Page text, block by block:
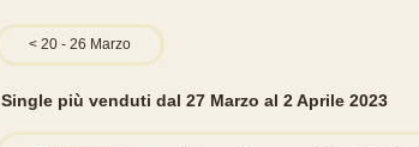
20 - 26 Marzo
Single più venduti dal 27 Marzo al 2 Aprile 2023